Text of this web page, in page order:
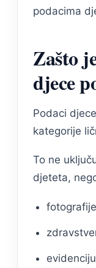
podacima
Zašto
djece
Podaci
kategorije
To ne
djeteta,